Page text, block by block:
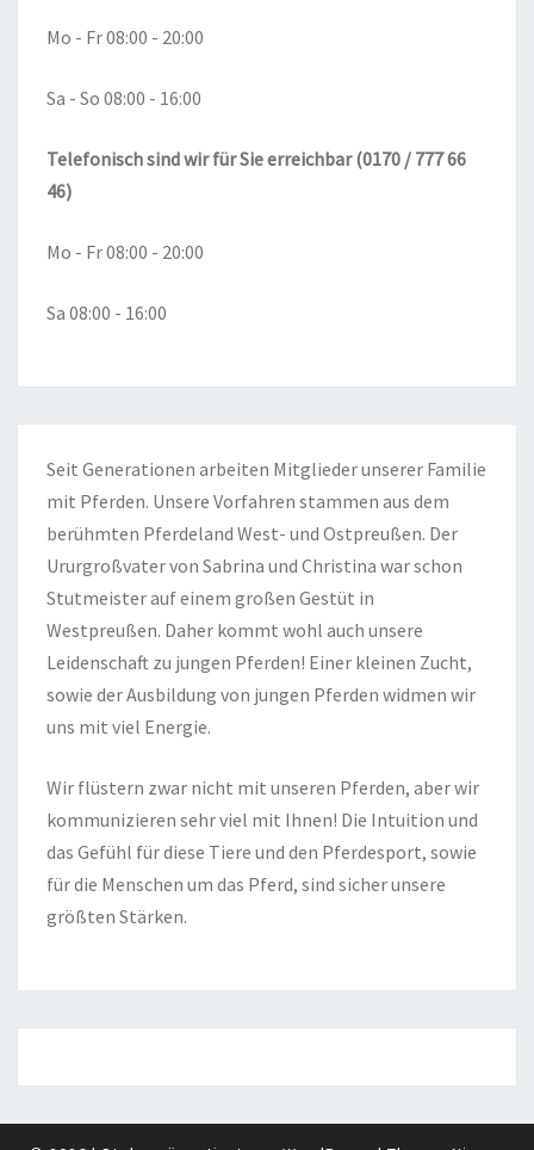
Mo - Fr 08:00 - 20:00
Sa - So 08:00 - 16:00
Telefonisch sind wir für Sie erreichbar (0170 / 777 66
46)
Mo - Fr 08:00 - 20:00
Sa 08:00 - 16:00
Seit Generationen arbeiten Mitglieder unserer Familie
mit Pferden. Unsere Vorfahren stammen aus dem
berühmten Pferdeland West- und Ostpreußen. Der
Ururgroßvater von Sabrina und Christina war schon
Stutmeister auf einem großen Gestüt in
Westpreußen. Daher kommt wohl auch unsere
Leidenschaft zu jungen Pferden! Einer kleinen Zucht,
sowie der Ausbildung von jungen Pferden widmen wir
uns mit viel Energie.
Wir flüstern zwar nicht mit unseren Pferden, aber wir
kommunizieren sehr viel mit Ihnen! Die Intuition und
das Gefühl für diese Tiere und den Pferdesport, sowie
für die Menschen um das Pferd, sind sicher unsere
größten Stärken.